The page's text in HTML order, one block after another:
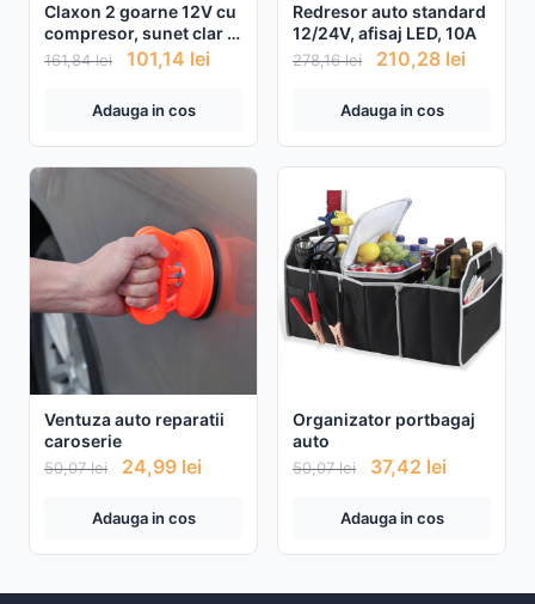
Claxon 2 goarne 12V cu
compresor, sunet clar si
un suflu puternic
161,84lei 101,14 lei
Adauga in cos
Redresor auto standard
12/24V, afisaj LED, 10A
278,16lei 210,28 lei
Adauga in cos
Ventuza auto reparatii
caroserie
50,07lei 24,99 lei
Adauga in cos
Organizator portbagaj
auto
50,07lei 37,42 lei
Adauga in cos